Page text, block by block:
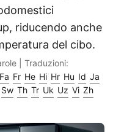
riducendo anche
del cibo.
| Traduzioni:
Fa Fr He Hi Hr Hu Id Ja
Sw Th Tr Uk Uz Vi Zh